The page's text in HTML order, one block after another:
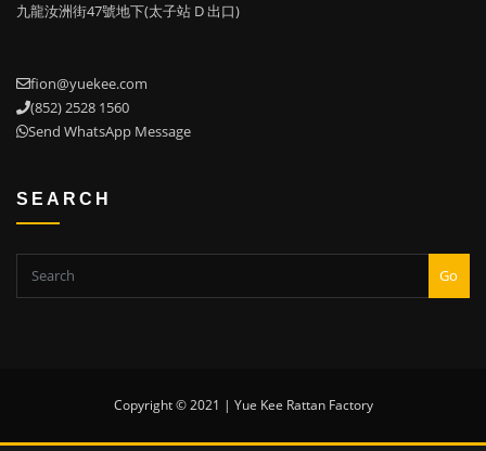
九龍汝洲街47號地下(太子站 D 出口)
fion@yuekee.com
(852) 2528 1560
Send WhatsApp Message
SEARCH
Go
Copyright © 2021 | Yue Kee Rattan Factory